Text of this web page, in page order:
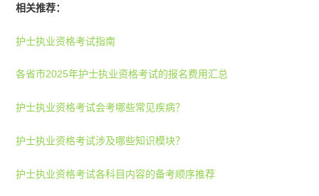
相关推荐：
护士执业资格考试指南
各省市2025年护士执业资格考试的报名费用汇总
护士执业资格考试会考哪些常见疾病？
护士执业资格考试涉及哪些知识模块？
护士执业资格考试各科目内容的备考顺序推荐